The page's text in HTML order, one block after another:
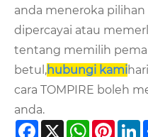
anda meneroka
dipercayai atau
tentang memilih
betul,hubungi kami
cara TOMPIRE boleh
anda.
Facebook
X